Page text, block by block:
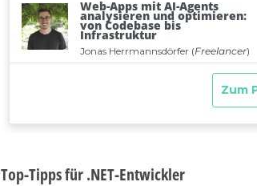
Top-Tipps für .NET-Entwickler